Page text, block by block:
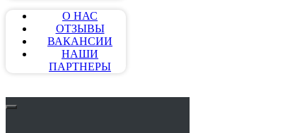
О НАС
ОТЗЫВЫ
ВАКАНСИИ
НАШИ
ПАРТНЕРЫ